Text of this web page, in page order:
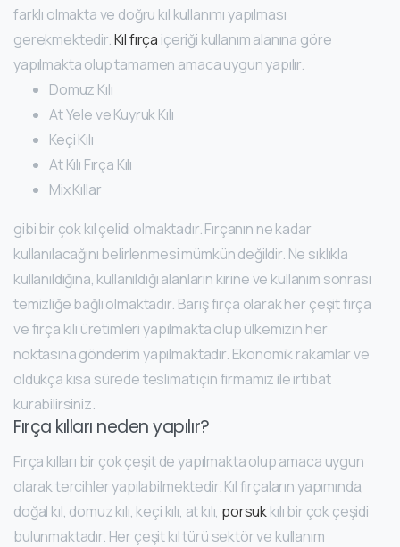
farklı olmakta ve doğru kıl kullanımı yapılması
gerekmektedir.Kıl fırça içeriği kullanım alanına göre
yapılmakta olup tamamen amaca uygun yapılır.
Domuz Kılı
At Yele ve Kuyruk Kılı
Keçi Kılı
At Kılı Fırça Kılı
Mix Kıllar
gibi bir çok kıl çelidi olmaktadır. Fırçanın ne kadar
kullanılacağını belirlenmesi mümkün değildir. Ne sıklıkla
kullanıldığına, kullanıldığı alanların kirine ve kullanım sonrası
temizliğe bağlı olmaktadır. Barış fırça olarak her çeşit fırça
ve fırça kılı üretimleri yapılmakta olup ülkemizin her
noktasına gönderim yapılmaktadır. Ekonomik rakamlar ve
oldukça kısa sürede teslimat için firmamız ile irtibat
kurabilirsiniz.
Fırça kılları neden yapılır?
Fırça kılları bir çok çeşit de yapılmakta olup amaca uygun
olarak tercihler yapılabilmektedir. Kıl fırçaların yapımında,
doğal kıl, domuz kılı, keçi kılı, at kılı, porsukkılı bir çok çeşidi
bulunmaktadır. Her çeşit kıl türü sektör ve kullanım